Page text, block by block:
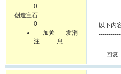
0
创造宝石
0
加关
注
发消
息
以下内
回复